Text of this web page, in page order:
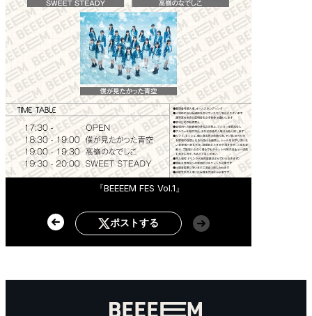
『BEEEEM FES Vol.1』
ポストする